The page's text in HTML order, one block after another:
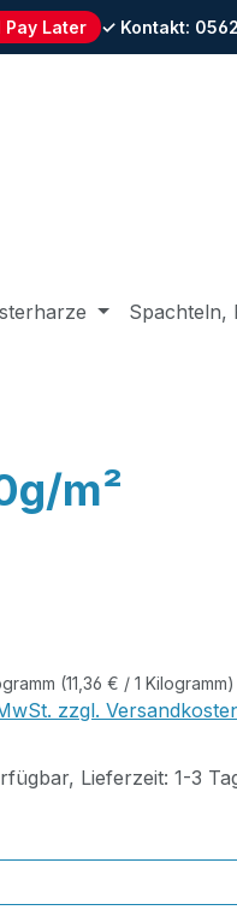
Pay Later ✓ Kontakt:
Spachteln,
m²
(11,36 € / 1 Kilogramm)
zzgl.
Lieferzeit: 1-3